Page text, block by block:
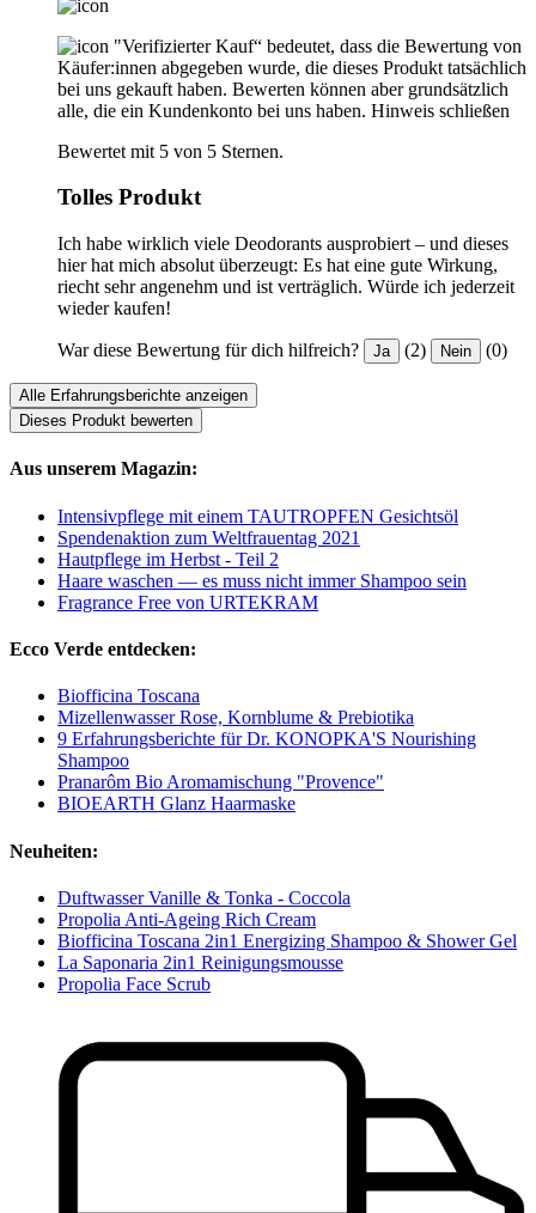
"Verifizierter Kauf“ bedeutet, dass die Bewertung von
Käufer:innen abgegeben wurde, die dieses Produkt tatsächlich
bei uns gekauft haben. Bewerten können aber grundsätzlich
alle, die ein Kundenkonto bei uns haben. Hinweis schließen
Bewertet mit 5 von 5 Sternen.
Tolles Produkt
Ich habe wirklich viele Deodorants ausprobiert – und dieses
hier hat mich absolut überzeugt: Es hat eine gute Wirkung,
riecht sehr angenehm und ist verträglich. Würde ich jederzeit
wieder kaufen!
War diese Bewertung für dich hilfreich? Ja (2) Nein (0)
Alle Erfahrungsberichte anzeigen
Dieses Produkt bewerten
Aus unserem Magazin:
Intensivpflege mit einem TAUTROPFEN Gesichtsöl
Spendenaktion zum Weltfrauentag 2021
Hautpflege im Herbst - Teil 2
Haare waschen — es muss nicht immer Shampoo sein
Fragrance Free von URTEKRAM
Ecco Verde entdecken:
Biofficina Toscana
Mizellenwasser Rose, Kornblume & Prebiotika
9 Erfahrungsberichte für Dr. KONOPKA'S Nourishing
Shampoo
Pranarôm Bio Aromamischung "Provence"
BIOEARTH Glanz Haarmaske
Neuheiten:
Duftwasser Vanille & Tonka - Coccola
Propolia Anti-Ageing Rich Cream
Biofficina Toscana 2in1 Energizing Shampoo & Shower Gel
La Saponaria 2in1 Reinigungsmousse
Propolia Face Scrub